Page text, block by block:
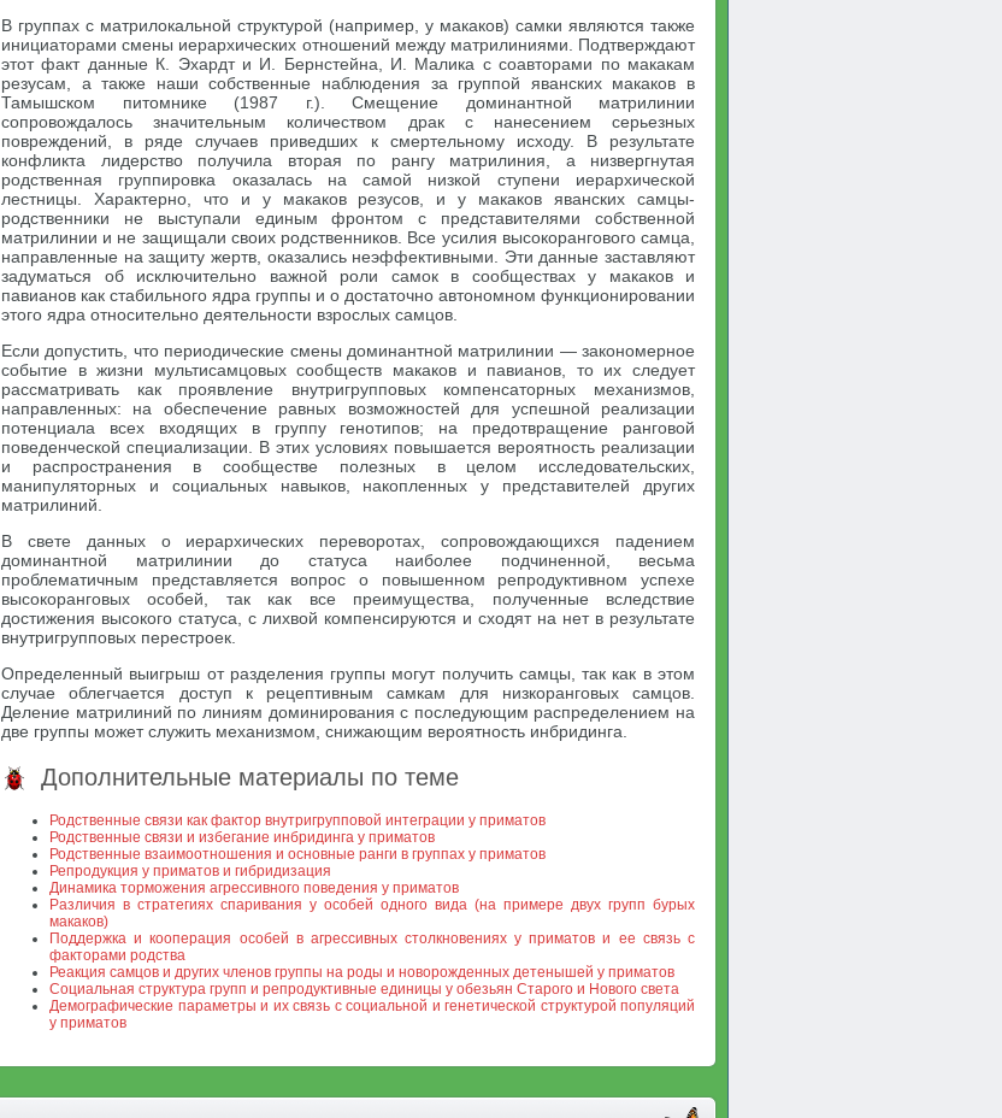
В группах с матрилокальной структурой (например, у макаков) самки являются также
инициаторами смены иерархических отношений между матрилиниями. Подтверждают
этот факт данные К. Эхардт и И. Бернстейна, И. Малика с соавторами по макакам
резусам, а также наши собственные наблюдения за группой яванских макаков в
Тамышском питомнике (1987 г.). Смещение доминантной матрилинии
сопровождалось значительным количеством драк с нанесением серьезных
повреждений, в ряде случаев приведших к смертельному исходу. В результате
конфликта лидерство получила вторая по рангу матрилиния, а низвергнутая
родственная группировка оказалась на самой низкой ступени иерархической
лестницы. Характерно, что и у макаков резусов, и у макаков яванских самцы-
родственники не выступали единым фронтом с представителями собственной
матрилинии и не защищали своих родственников. Все усилия высокорангового самца,
направленные на защиту жертв, оказались неэффективными. Эти данные заставляют
задуматься об исключительно важной роли самок в сообществах у макаков и
павианов как стабильного ядра группы и о достаточно автономном функционировании
этого ядра относительно деятельности взрослых самцов.
Если допустить, что периодические смены доминантной матрилинии — закономерное
событие в жизни мультисамцовых сообществ макаков и павианов, то их следует
рассматривать как проявление внутригрупповых компенсаторных механизмов,
направленных: на обеспечение равных возможностей для успешной реализации
потенциала всех входящих в группу генотипов; на предотвращение ранговой
поведенческой специализации. В этих условиях повышается вероятность реализации
и распространения в сообществе полезных в целом исследовательских,
манипуляторных и социальных навыков, накопленных у представителей других
матрилиний.
В свете данных о иерархических переворотах, сопровождающихся падением
доминантной матрилинии до статуса наиболее подчиненной, весьма
проблематичным представляется вопрос о повышенном репродуктивном успехе
высокоранговых особей, так как все преимущества, полученные вследствие
достижения высокого статуса, с лихвой компенсируются и сходят на нет в результате
внутригрупповых перестроек.
Определенный выигрыш от разделения группы могут получить самцы, так как в этом
случае облегчается доступ к рецептивным самкам для низкоранговых самцов.
Деление матрилиний по линиям доминирования с последующим распределением на
две группы может служить механизмом, снижающим вероятность инбридинга.
Дополнительные материалы по теме
Родственные связи как фактор внутригрупповой интеграции у приматов
Родственные связи и избегание инбридинга у приматов
Родственные взаимоотношения и основные ранги в группах у приматов
Репродукция у приматов и гибридизация
Динамика торможения агрессивного поведения у приматов
Различия в стратегиях спаривания у особей одного вида (на примере двух групп бурых
макаков)
Поддержка и кооперация особей в агрессивных столкновениях у приматов и ее связь с
факторами родства
Реакция самцов и других членов группы на роды и новорожденных детенышей у приматов
Социальная структура групп и репродуктивные единицы у обезьян Старого и Нового света
Демографические параметры и их связь с социальной и генетической структурой популяций
у приматов